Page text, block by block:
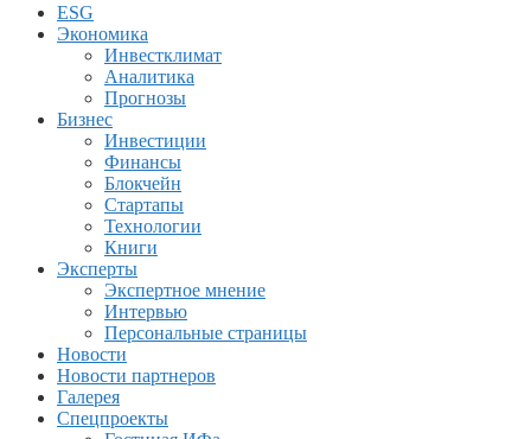
ESG
Экономика
Инвестклимат
Аналитика
Прогнозы
Бизнес
Инвестиции
Финансы
Блокчейн
Стартапы
Технологии
Книги
Эксперты
Экспертное мнение
Интервью
Персональные страницы
Новости
Новости партнеров
Галерея
Спецпроекты